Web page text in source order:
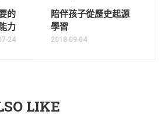
的
力
24
陪伴孩子從歷史起源
學習
2018-09-04
LIKE